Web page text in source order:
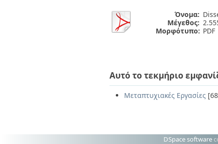
Όνομα:
Μέγεθος:
Μορφότυπο: PDF
Αυτό το τεκμήριο
Μεταπτυχιακές Εργασίες
DSpace software